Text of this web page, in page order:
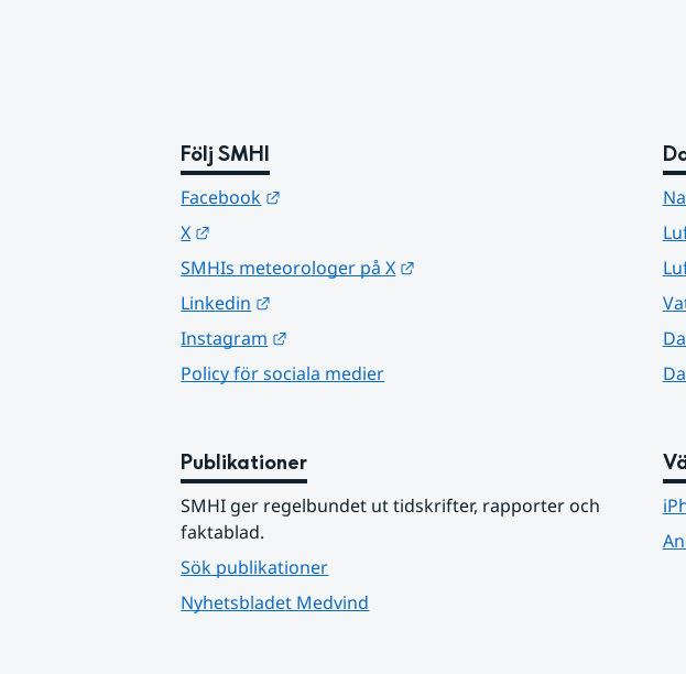
Följ SMHI
Facebook
X
SMHIs meteorologer på X
Linkedin
Instagram
Policy för sociala medier
Publikationer
SMHI ger regelbundet ut tidskrifter, rapporter och
faktablad.
Sök publikationer
Nyhetsbladet Medvind